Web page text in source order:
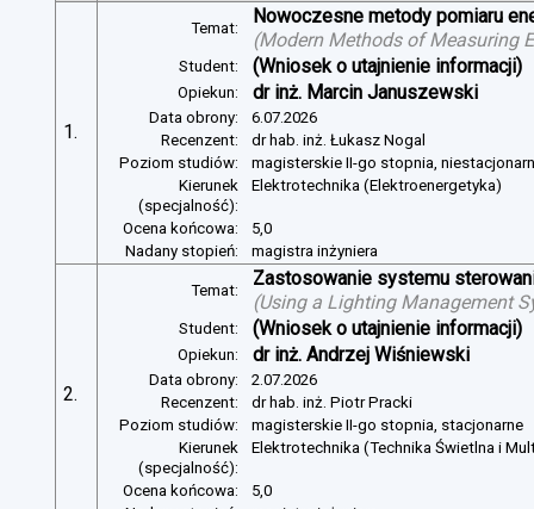
1.
Temat:
Nowoczesne metody pomiaru
(Modern Methods of Measuring
Student: (Wniosek o utajnienie informacji)
Opiekun: dr inż. Marcin Januszewski
Data obrony:
6.07.2026
Recenzent:
dr hab. inż. Łukasz Nogal
Poziom studiów:
magisterskie II-go stopnia,
Kierunek
(specjalność):
Elektrotechnika (Elektroenergetyka)
Ocena końcowa:
5,0
Nadany stopień:
magistra inżyniera
2.
Temat:
Zastosowanie systemu
(Using a Lighting Management
Student: (Wniosek o utajnienie informacji)
Opiekun: dr inż. Andrzej Wiśniewski
Data obrony:
2.07.2026
Recenzent:
dr hab. inż. Piotr Pracki
Poziom studiów:
magisterskie II-go stopnia, stacjonarne
Kierunek
(specjalność):
Elektrotechnika (Technika Świetlna i
Ocena końcowa:
5,0